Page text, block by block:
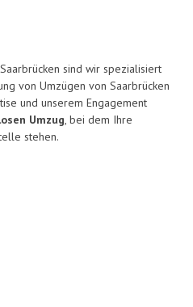
sind wir spezialisiert
von Umzügen von Saarbrücken
und unserem Engagement
Umzug, bei dem Ihre
stehen.